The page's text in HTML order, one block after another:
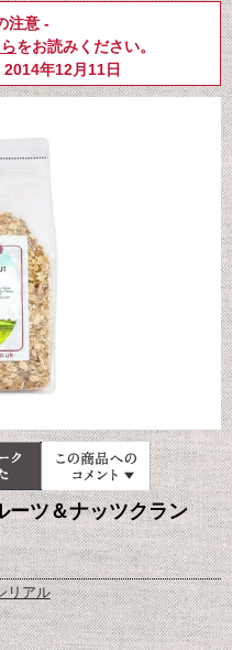
注意 -
をお読みください。
年12月11日
ツ＆ナッツクラン
リアル